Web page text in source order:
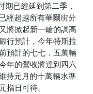
已經延到第二季，
經超越所有華爾街分
將掀起新一輪的調高
行預計，今年特斯拉
預計的七七．五萬輛
年的營收將達到四六
持元月的十萬輛水準
指日可待。